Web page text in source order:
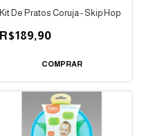
Kit De Pratos Coruja - Skip Hop
R$189,90